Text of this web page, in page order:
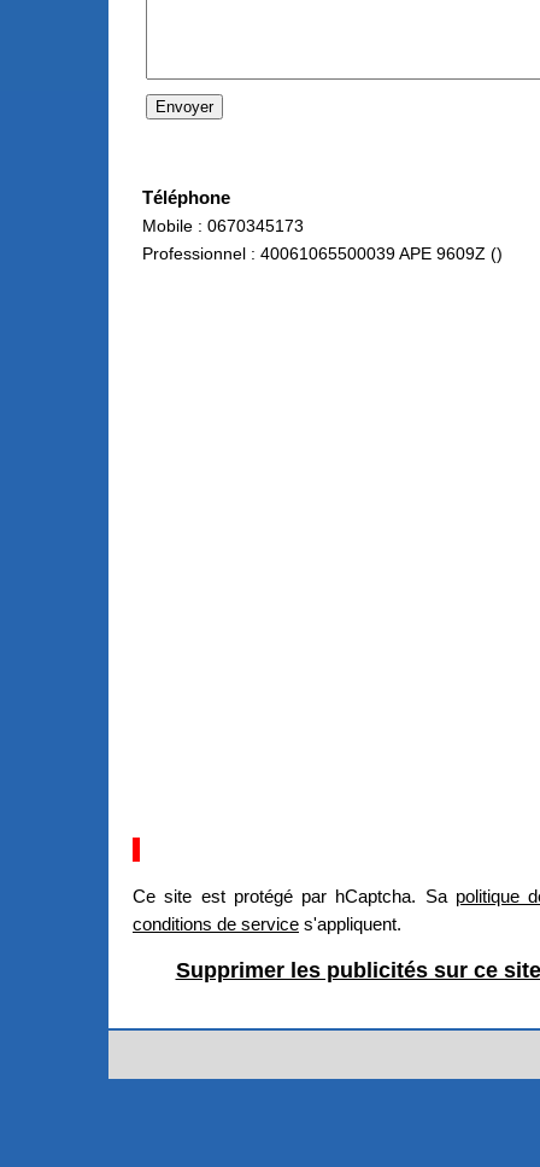
Téléphone
Mobile : 0670345173
Professionnel : 40061065500039 APE 9609Z ()
Ce site est protégé par hCaptcha. Sa politique
conditions de service s'appliquent.
Supprimer les publicités sur ce